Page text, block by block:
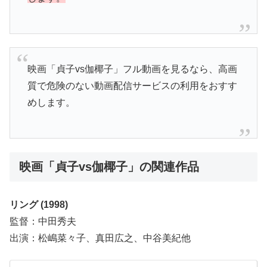
映画「貞子vs伽椰子」フル動画を見るなら、高画
質で危険のない動画配信サービスの利用をおすす
めします。
映画「貞子vs伽椰子」の関連作品
リング (1998)
監督：中田秀夫
出演：松嶋菜々子、真田広之、中谷美紀他